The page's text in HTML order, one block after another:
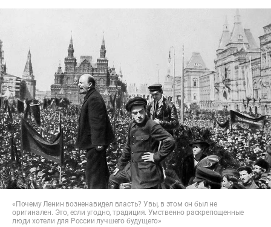
«Почему Ленин возненавидел власть? Увы, в этом он был не
оригинален. Это, если угодно, традиция. Умственно раскрепощенные
люди хотели для России лучшего будущего»